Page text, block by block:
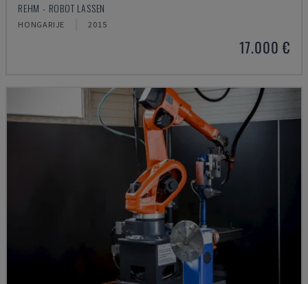
REHM - ROBOT LASSEN
HONGARIJE 2015
17.000 €